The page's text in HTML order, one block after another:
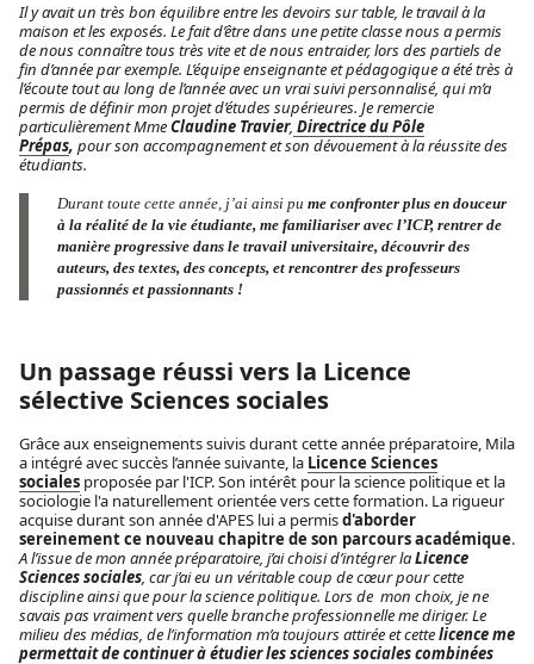
Il y avait un très bon équilibre entre les devoirs sur table, le travail à la
maison et les exposés. Le fait d’être dans une petite classe nous a permis
de nous connaître tous très vite et de nous entraider, lors des partiels de
fin d’année par exemple. L’équipe enseignante et pédagogique a été très à
l’écoute tout au long de l’année avec un vrai suivi personnalisé, qui m’a
permis de définir mon projet d’études supérieures. Je remercie
particulièrement MmeClaudine Travier, Directrice du Pôle
Prépas, pour son accompagnement et son dévouement à la réussite des
étudiants.
Durant toute cette année, j’ai ainsi pu me confronter plus en douceur
à la réalité de la vie étudiante, me familiariser avec l’ICP, rentrer de
manière progressive dans le travail universitaire, découvrir des
auteurs, des textes, des concepts, et rencontrer des professeurs
passionnés et passionnants !
Un passage réussi vers la Licence
sélective Sciences sociales
Grâce aux enseignements suivis durant cette année préparatoire, Mila
a intégré avec succès l’année suivante, la Licence Sciences
sociales proposée par l'ICP. Son intérêt pour la science politique et la
sociologie l'a naturellement orientée vers cette formation. La rigueur
acquise durant son année d'APES lui a permisd'aborder
sereinement ce nouveau chapitre de son parcours académique.
A l’issue de mon année préparatoire, j’ai choisi d’intégrer laLicence
Sciences sociales, car j’ai eu un véritable coup de cœur pour cette
discipline ainsi que pour la science politique. Lors de mon choix, je ne
savais pas vraiment vers quelle branche professionnelle me diriger. Le
milieu des médias, de l’information m’a toujours attirée et cettelicence me
permettait de continuer à étudier les sciences sociales combinées